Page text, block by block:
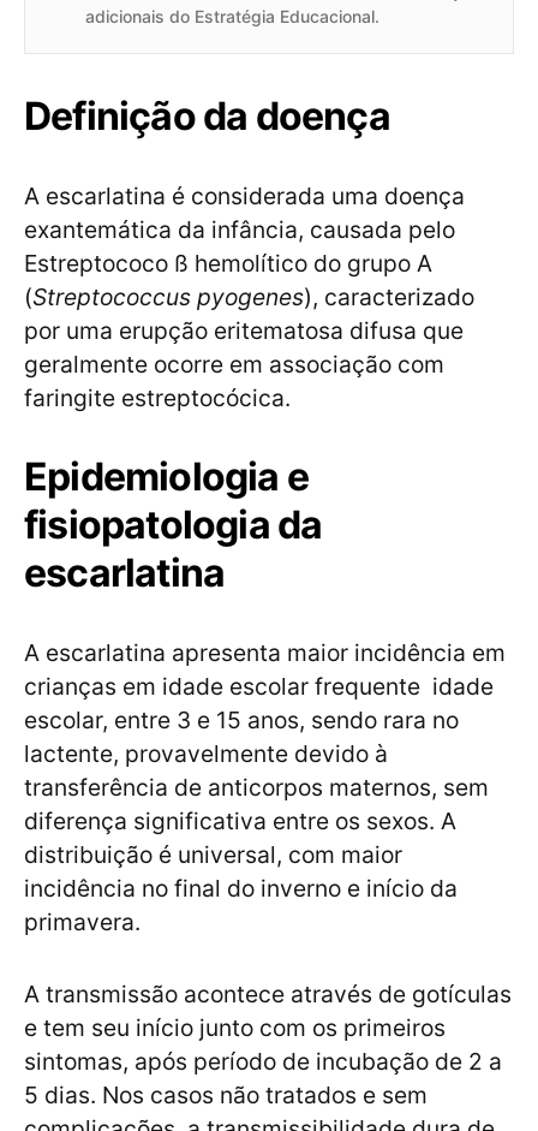
adicionais do Estratégia Educacional.
Definição da doença
A escarlatina é considerada uma doença
exantemática da infância, causada pelo
Estreptococo ß hemolítico do grupo A
(Streptococcus pyogenes), caracterizado
por uma erupção eritematosa difusa que
geralmente ocorre em associação com
faringite estreptocócica.
Epidemiologia e
fisiopatologia da
escarlatina
A escarlatina apresenta maior incidência em
crianças em idade escolar frequente idade
escolar, entre 3 e 15 anos, sendo rara no
lactente, provavelmente devido à
transferência de anticorpos maternos, sem
diferença significativa entre os sexos. A
distribuição é universal, com maior
incidência no final do inverno e início da
primavera.
A transmissão acontece através de gotículas
e tem seu início junto com os primeiros
sintomas, após período de incubação de 2 a
5 dias. Nos casos não tratados e sem